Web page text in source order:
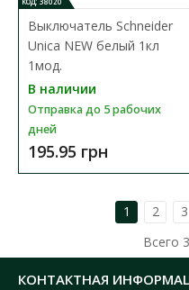
Доступность: В наличии
Отправка до 5 рабочих дней
Механизм выключателя
управления (включения/
179.71 грн
В
Выключатель Schneider
Unica NEW белый 1кл
1мод.
В наличии
Отправка до 5 рабочих
дней
195.95 грн
1 2 3
Всего
КОНТАКТНАЯ